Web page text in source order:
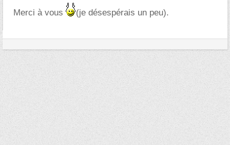
Merci à vous
(je désespérais un peu).